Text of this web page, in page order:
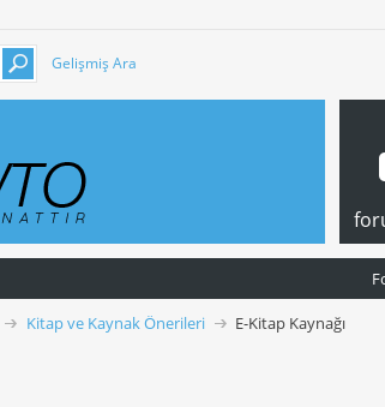
Gelişmiş Ara
Kitap ve Kaynak Önerileri E-Kitap Kaynağı